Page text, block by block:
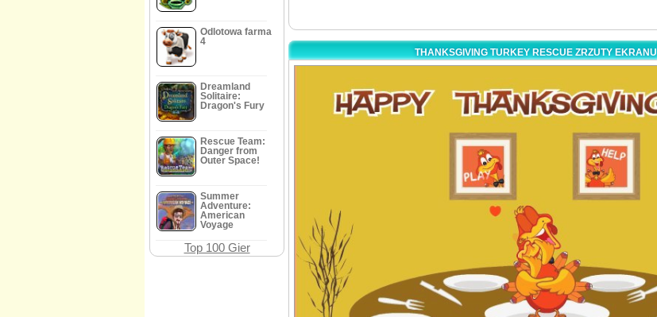
Odlotowa farma
4
Dreamland
Solitaire:
Dragon's Fury
Rescue Team:
Danger from
Outer Space!
Summer
Adventure:
American
Voyage
Top 100 Gier
THANKSGIVING TURKEY RESCUE ZRZUTY EKRANU